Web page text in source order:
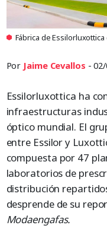
Fábrica de
Por Jaime Cevallos -
Essilorluxottica ha
infraestructuras
óptico mundial. El
entre Essilor y
compuesta por 47
laboratorios de
distribución
desprende de su
Modaengafas.